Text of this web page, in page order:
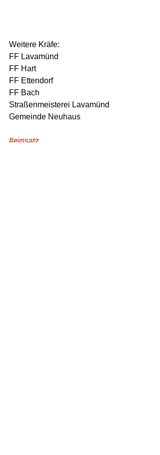
Weitere Kräfe:
FF Lavamünd
FF Hart
FF Ettendorf
FF Bach
Straßenmeisterei Lavamünd
Gemeinde Neuhaus
#einsatz